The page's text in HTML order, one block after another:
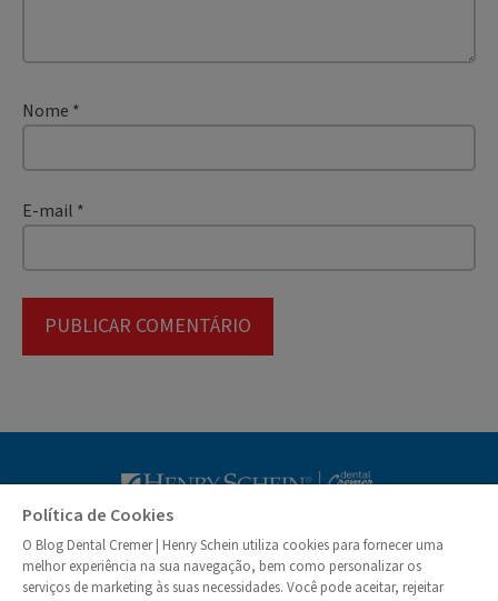
Nome *
E-mail *
Blog Dental
© Dental Cremer | Henry Schein 2026
Política de Cookies
O Blog Dental Cremer | Henry Schein utiliza cookies para fornecer uma
melhor experiência na sua navegação, bem como personalizar os
serviços de marketing às suas necessidades. Você pode aceitar, rejeitar